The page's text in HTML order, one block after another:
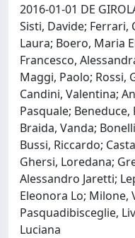
2016-01-01 DE
Sisti, Davide; Ferrari,
Laura; Boero, Maria
Francesco,
Maggi, Paolo; Rossi,
Candini, Valentina;
Pasquale;
Braida, Vanda;
Bussi, Riccardo;
Ghersi, Loredana;
Alessandro Jaretti;
Eleonora Lo; Milone,
Pasquadibisceglie,
Luciana